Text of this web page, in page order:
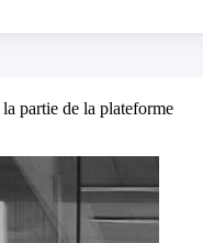
partie de la plateforme